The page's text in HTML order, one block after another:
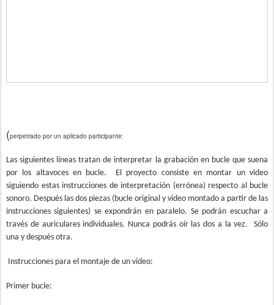
(perpetrado por un aplicado participante:
Las siguientes líneas tratan de interpretar la grabación en bucle que suena
por los altavoces en bucle.
El proyecto consiste en montar un video
siguiendo estas instrucciones de interpretación (errónea) respecto al bucle
sonoro. Después las dos piezas (bucle original y video montado a partir de las
instrucciones siguientes) se expondrán en paralelo. Se podrán escuchar a
través de auriculares individuales. Nunca podrás oír las dos a la vez.
Sólo
una y después otra.
Instrucciones para el montaje de un video:
Primer bucle: